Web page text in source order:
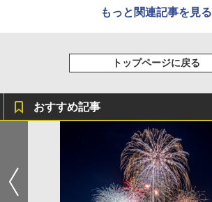
もっと関連記事を見る
トップページに戻る
おすすめ記事